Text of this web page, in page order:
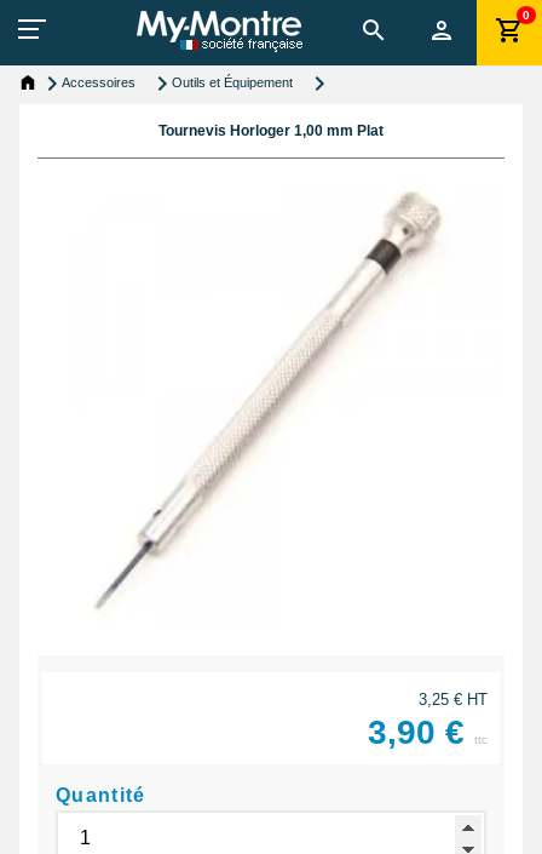
0
Accessoires Outils et Équipement
Tournevis Horloger 1,00 mm Plat
3,25 € HT
3,90 € ttc
Quantité